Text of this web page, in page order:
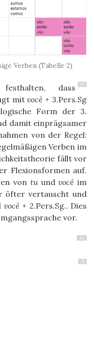
Verben (Tabelle 2)
29
dass
mitvocê + 3.Pers.Sg
Form der 3.
damit einprägsamer
von der Regel:
Verben im
fällt vor
Flexionsformen auf.
von tu undvocê im
öfter vertauscht und
você + 2.Pers.Sg.. Dies
vor.
30
31